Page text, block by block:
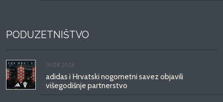
PODUZETNIŠTVO
01.08.2026.
adidas i Hrvatski nogometni savez objavili
višegodišnje partnerstvo